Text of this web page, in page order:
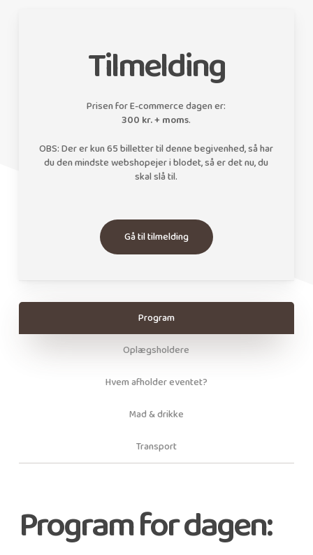
Tilmelding
Prisen for E-commerce dagen er:
300 kr. + moms.
OBS: Der er kun 65 billetter til denne begivenhed, så har
du den mindste webshopejer i blodet, så er det nu, du
skal slå til.
Gå til tilmelding
Program
Oplægsholdere
Hvem afholder eventet?
Mad & drikke
Transport
Program for dagen: